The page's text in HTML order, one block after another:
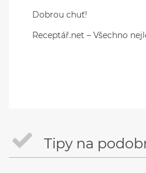
Dobrou chuť!
Receptář.net – Všechno
Tipy na